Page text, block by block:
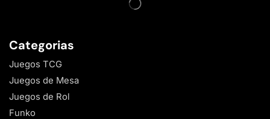
Categorias
Juegos TCG
Juegos de Mesa
Juegos de Rol
Funko